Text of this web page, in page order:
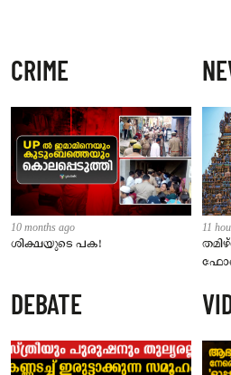
CRIME
10 months ago
ശിക്ഷയുടെ പക!
11
വരും
DEBATE